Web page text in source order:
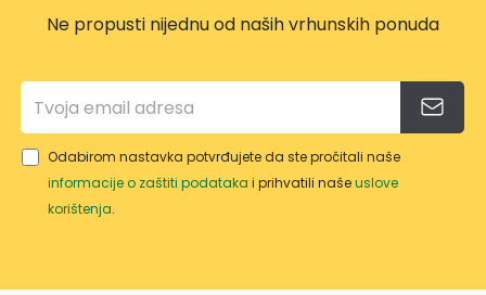
Ne propusti nijednu od naših vrhunskih ponuda
Odabirom nastavka potvrđujete da ste pročitali naše
informacije o zaštiti podataka i prihvatili našeuslove
korištenja.